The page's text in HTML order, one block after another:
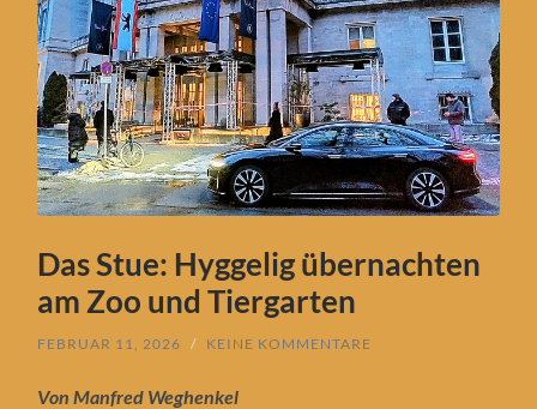
Das Stue: Hyggelig übernachten
am Zoo und Tiergarten
FEBRUAR 11, 2026 / KEINE KOMMENTARE
Von Manfred Weghenkel